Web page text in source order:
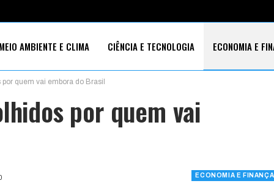
MEIO AMBIENTE E CLIMA CIÊNCIA E TECNOLOGIA ECONOMIA E
quem vai embora do Brasil
por quem vai
ECONOMIA E